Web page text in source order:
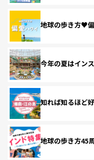
地球の歩き方♥
今年の夏はイン
知れば知るほど
地球の歩き方45